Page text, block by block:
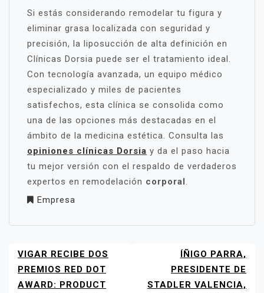
Si estás considerando remodelar tu figura y
eliminar grasa localizada con seguridad y
precisión, la liposucción de alta definición en
Clínicas Dorsia puede ser el tratamiento ideal.
Con tecnología avanzada, un equipo médico
especializado y miles de pacientes
satisfechos, esta clínica se consolida como
una de las opciones más destacadas en el
ámbito de la medicina estética. Consulta las
opiniones clínicas Dorsia y da el paso hacia
tu mejor versión con el respaldo de verdaderos
expertos en remodelación corporal .
Empresa
NAVEGACIÓN
DE
ENTRADAS
VIGAR RECIBE DOS
PREMIOS RED DOT
AWARD: PRODUCT
ÍÑIGO PARRA,
PRESIDENTE DE
STADLER VALENCIA,